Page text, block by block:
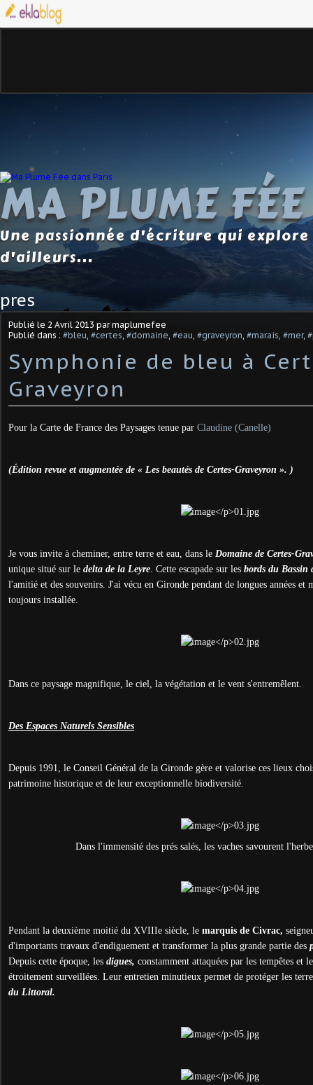
MA PLUME
Une passionnée d'écriture qui
d'ailleurs...
pres
Publié le 2 Avril 2013 par maplumefee
Publié dans : #bleu #certes #domaine #eau #graveyron #marais #mer,
Symphonie de bleu à
Graveyron
Pour la Carte de France des Paysages tenue par Claudine (Canelle)
(Édition revue et augmentée de « Les beautés de Certes-Graveyron ». )
Je vous invite à cheminer, entre terre et eau, dans le Domaine de Certes-
unique situé sur le delta de la Leyre . Cette escapade sur les bords du Bassin
l'amitié et des souvenirs. J'ai vécu en Gironde pendant de longues années et
toujours installée.
Dans ce paysage magnifique, le ciel, la végétation et le vent s'entremêlent.
Des Espaces Naturels Sensibles
Depuis 1991, le Conseil Général de la Gironde gère et valorise ces lieux
patrimoine historique et de leur exceptionnelle biodiversité.
Dans l'immensité des prés salés, les vaches savourent
Pendant la deuxième moitié du XVIIIe siècle, le marquis de Civrac,
d'importants travaux d'endiguement et transformer la plus grande partie des
Depuis cette époque, les digues, constamment attaquées par les tempêtes et
étroitement surveillées. Leur entretien minutieux permet de protéger les
du Littoral.